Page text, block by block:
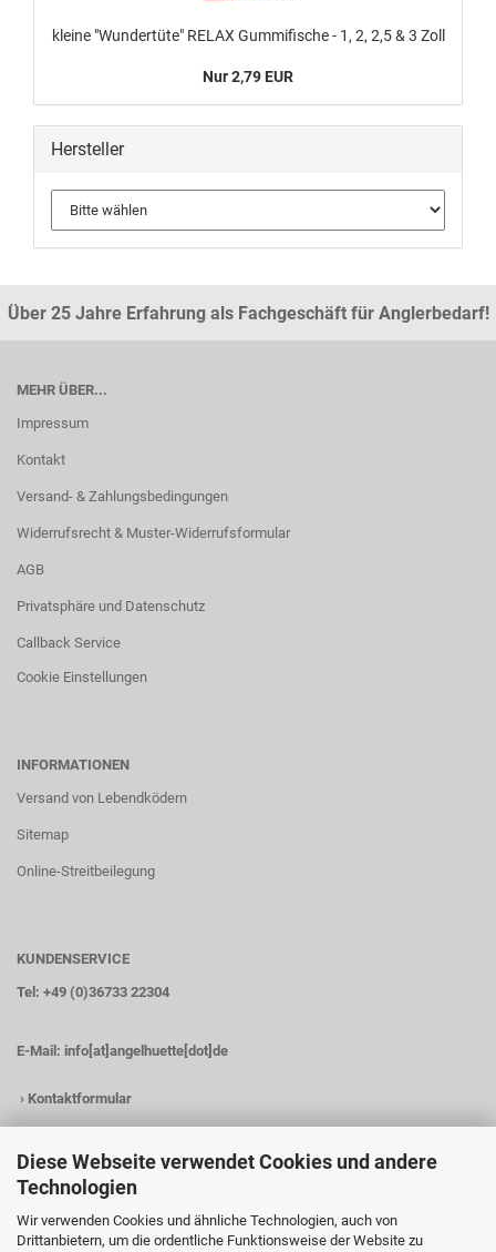
Diese Webseite verwendet Cookies und andere
Technologien
Wir verwenden Cookies und ähnliche Technologien, auch von
Drittanbietern, um die ordentliche Funktionsweise der Website zu
kleine "Wundertüte" RELAX Gummifische - 1, 2, 2,5 & 3 Zoll
Nur 2,79 EUR
Hersteller
Über 25 Jahre Erfahrung als Fachgeschäft für Anglerbedarf!
MEHR ÜBER...
Impressum
Kontakt
Versand- & Zahlungsbedingungen
Widerrufsrecht & Muster-Widerrufsformular
AGB
Privatsphäre und Datenschutz
Callback Service
Cookie Einstellungen
INFORMATIONEN
Versand von Lebendködern
Sitemap
Online-Streitbeilegung
KUNDENSERVICE
Tel: +49 (0)36733 22304
E-Mail: info[at]angelhuette[dot]de
› Kontaktformular
KONTAKTDATEN
Angelhütte
Inh.: Christina Heß